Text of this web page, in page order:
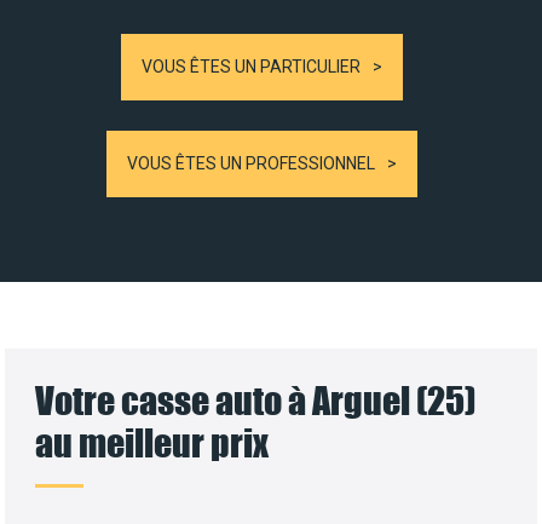
VOUS ÊTES UN PARTICULIER
VOUS ÊTES UN PROFESSIONNEL
Votre casse auto à Arguel (25)
au meilleur prix